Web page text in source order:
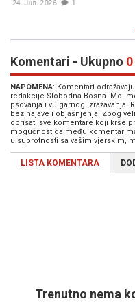
11. Jun. 2026
Komentari - Ukupno 0
NAPOMENA: Komentari
redakcije Slobodna Bosna.
psovanja i vulgarnog izražavanja.
bez najave i objašnjenja. Zbog
obrisati sve komentare koji krše
mogućnost da među
u suprotnosti sa vašim vjerskim,
LISTA KOMENTARA
Trenutno nema